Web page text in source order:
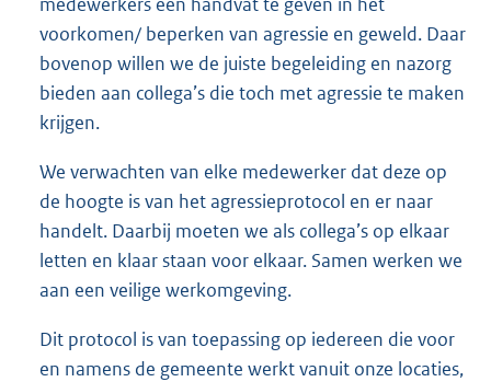
voorkomen/ beperken van agressie en geweld. Daar
bovenop willen we de juiste begeleiding en nazorg
bieden aan collega’s die toch met agressie te maken
krijgen.
We verwachten van elke medewerker dat deze op
de hoogte is van het agressieprotocol en er naar
handelt. Daarbij moeten we als collega’s op elkaar
letten en klaar staan voor elkaar. Samen werken we
aan een veilige werkomgeving.
Dit protocol is van toepassing op iedereen die voor
en namens de gemeente werkt vanuit onze locaties,